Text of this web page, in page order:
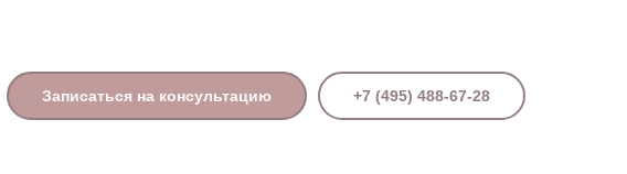
Записаться на консультацию +7 (495) 488-67-28